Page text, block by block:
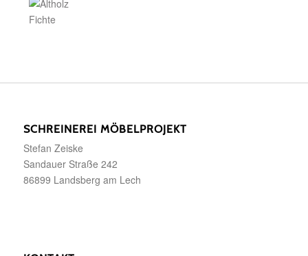
SCHREINEREI MÖBELPROJEKT
Stefan Zeiske
Sandauer Straße 242
86899 Landsberg am Lech